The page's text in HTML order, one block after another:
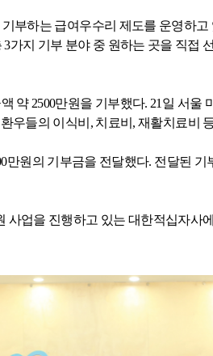
부하는 급여우수리 제도를 운영하고
3가지 기부 분야 중 원하는 곳을 직접
약2500만원을 기부했다. 21 일 서울
우들의 이식비 , 치료비 ,재활치료비
만원의 기부금을 전달했다. 전달된 기
사업을 진행하고 있는 대한적십자사